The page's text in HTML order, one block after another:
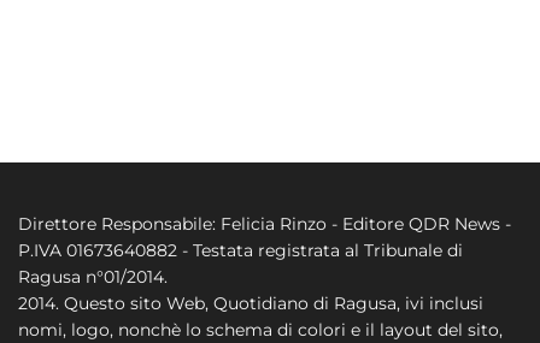
Direttore Responsabile: Felicia Rinzo - Editore QDR News -
P.IVA 01673640882 - Testata registrata al Tribunale di
Ragusa n°01/2014.
2014. Questo sito Web, Quotidiano di Ragusa, ivi inclusi
nomi, logo, nonchè lo schema di colori e il layout del sito,